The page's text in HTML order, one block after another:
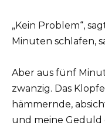
„Kein Problem“,
Minuten schlafen,
Aber aus fünf
zwanzig. Das
hämmernde,
und meine